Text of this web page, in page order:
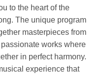
to the heart of the
The unique program
masterpieces from
works where
in perfect harmony.
experience that